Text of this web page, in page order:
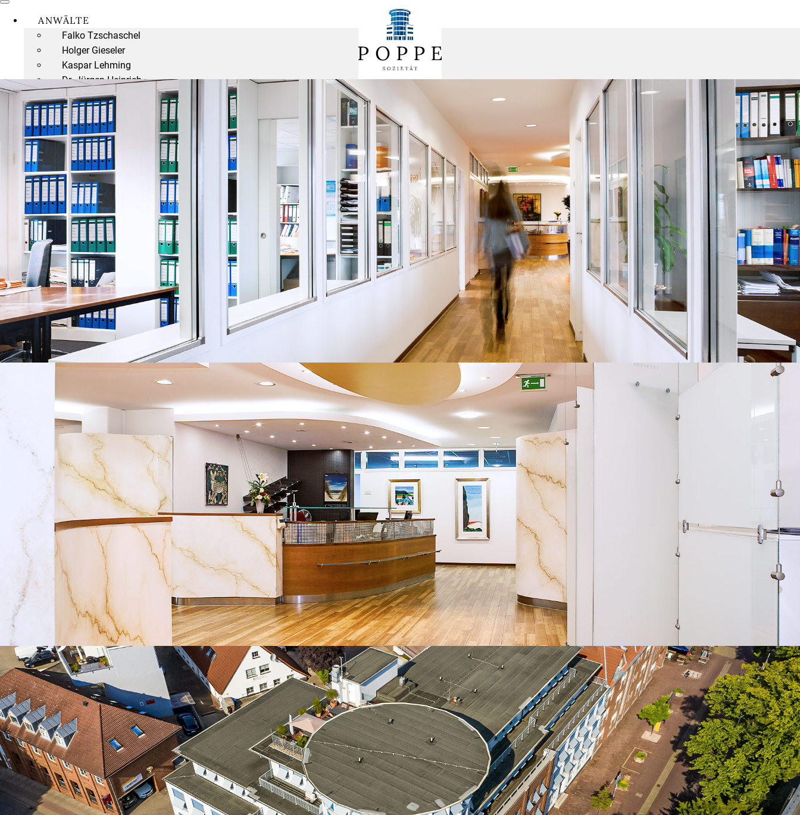
ANWÄLTE
Falko Tzschaschel
Holger Gieseler
Kaspar Lehming
Dr. Jürgen Heinrich
Torsten Stempel
Tibor Rode
Dr. Andreas Reiff
Dr. Fritz R. Osthold
Dr. Konrad B. Osthold
Marco Gieseler
NOTARE
Holger Gieseler
Dr. Jürgen Heinrich
Tibor Rode
Dr. Konrad B. Osthold
NOTAR-FORMULARE
LEISTUNGEN
ANWALTLICHE LEISTUNGEN
Arbeitsrecht
Bau- und Architektenrecht
Gesellschaftsrecht
Handelsrecht
Immobilienrecht
IT-Recht
Reiserecht
Steuerrecht
Verkehrsrecht
Versicherungsrecht
Verwaltungsrecht
NOTARIELLE LEISTUNGEN
Beraten, Beurkunden, Beglaubigen
Bauträgerrecht
Erbrecht
Familienrecht
Gesellschaftsrecht
Immobilienrecht
Vereinsrecht
Vorsorgevollmachten & Patientenverfügungen
Wohnungseigentumsrecht
SOZIETÄT
Über uns
Kontakt
Karriere
Mandantenbereich